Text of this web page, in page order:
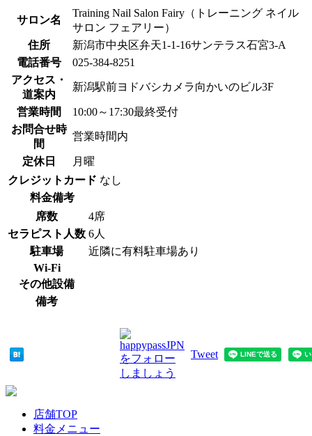
サロン名
Training Nail Salon Fairy（トレーニング ネイル
サロン フェアリー）
住所
新潟市中央区弁天1-1-16サンテラス石宮3-A
電話番号
025-384‐8251
アクセス・
道案内
新潟駅前ヨドバシカメラ向かいのビル3F
営業時間
10:00～17:30最終受付
お問合せ時
間
営業時間内
定休日
月曜
クレジットカード なし
料金備考
席数
4席
セラピスト人数 6人
駐車場
近隣に有料駐車場あり
Wi-Fi
その他設備
備考
Tweet
店舗TOP
料金メニュー